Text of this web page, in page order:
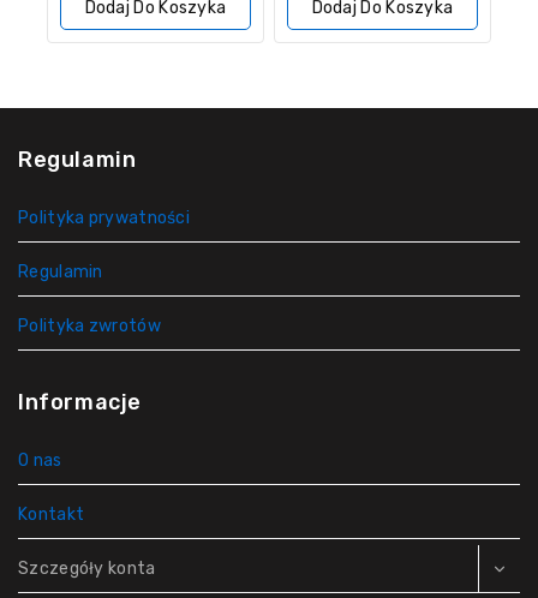
Dodaj Do Koszyka Dodaj Do Koszyka
Regulamin
Polityka prywatności
Regulamin
Polityka zwrotów
Informacje
O nas
Kontakt
Szczegóły konta